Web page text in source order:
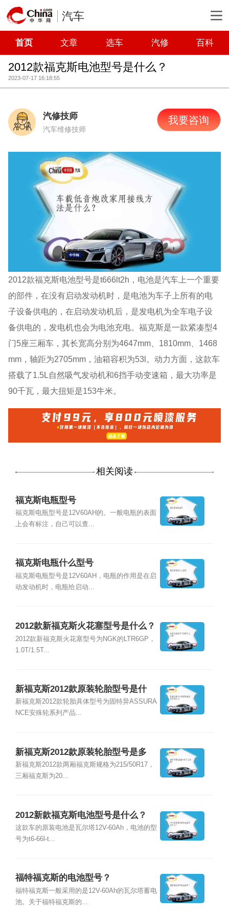
汽车
首页 文章 选车 汽修 百科
2012款福克斯电池型号是什么？
2023-07-17 16:18:55
汽修技师
汽车维修技师
我要咨询
2012款福克斯电池型号是t666lt2h，电池是汽车上一个重要
的部件，在没有启动发动机时，是电池为车子上所有的电
子设备供电的，在启动发动机后，是发电机为全车电子设
备供电的，发电机也会为电池充电。福克斯是一款紧凑型4
门5座三厢车，其长宽高分别为4647mm、1810mm、1468
mm，轴距为2705mm，油箱容积为53l。动力方面，这款车
搭载了1.5L自然吸气发动机和6挡手动变速箱，最大功率是
90千瓦，最大扭矩是153牛米。
相关阅读
福克斯电瓶型号
福克斯电瓶型号是12V60AH的。一般电瓶的表面
上会有标注，自己可以查...
福克斯电瓶什么型号
福克斯电瓶型号是12V60AH，电瓶的作用是在启
动发动机时，电瓶给启动...
2012款新福克斯火花塞型号是什么？
2012款新福克斯火花塞型号为NGK的LTR6GP，
1.0T/1.5T...
新福克斯2012款原装轮胎型号是什
么？
新福克斯2012款轮胎具体型号为固特异ASSURA
NCE安殊轮系列产品...
新福克斯2012款原装轮胎型号是多
少？
新福克斯2012款两厢福克斯规格为215/50R17，
三厢福克斯为20...
2012新款福克斯电池型号是什么？
这款车的原装电池是瓦尔塔12V-60Ah，电池的型
号为t6-66l-t...
福特福克斯的电池型号？
福特福克斯一般采用的是12V-60Ah的瓦尔塔蓄电
池。关于福特福克斯的...